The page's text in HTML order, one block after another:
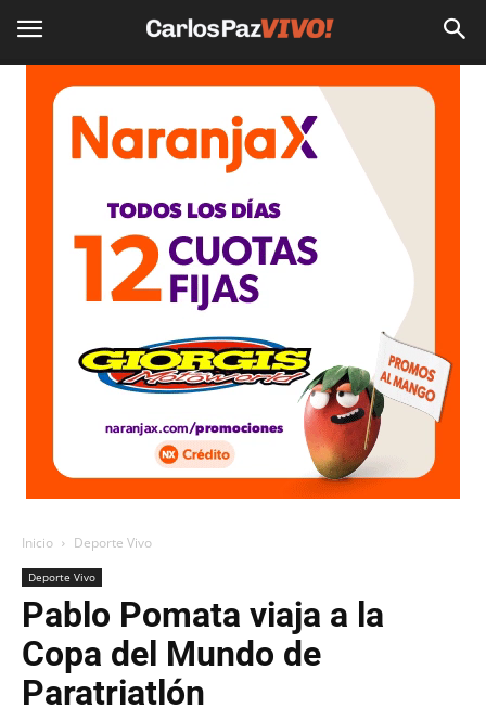
Inicio Deporte Vivo
Deporte Vivo
Pablo Pomata viaja a la
Copa del Mundo de
Paratriatlón